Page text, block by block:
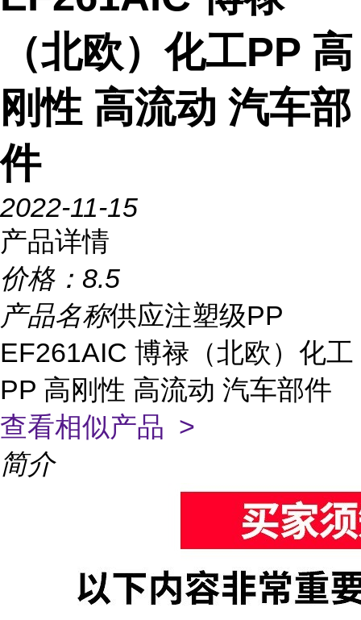
（北欧）化工PP 高
刚性 高流动 汽车部
件
2022-11-15
产品详情
价格： 8.5
产品名称供应注塑级PP
EF261AIC 博禄（北欧）化工
PP 高刚性 高流动 汽车部件
查看相似产品 >
简介